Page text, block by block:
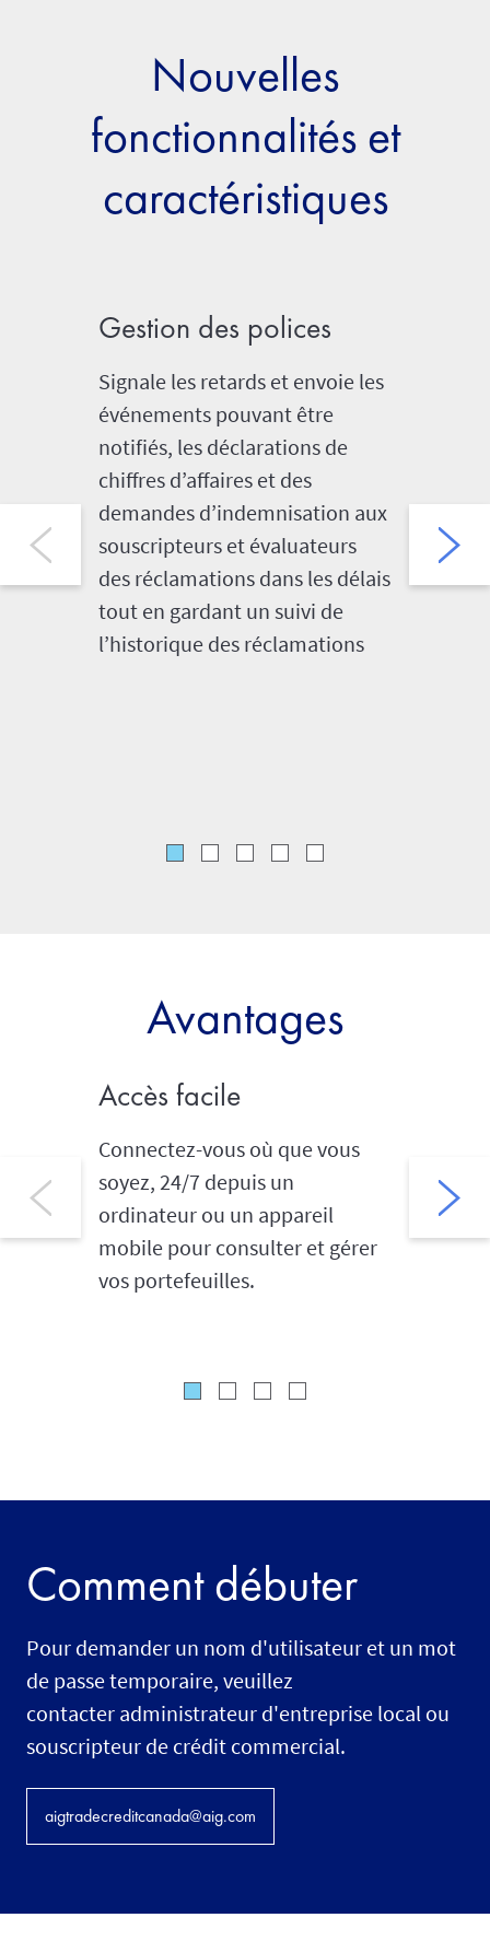
Nouvelles
fonctionnalités et
caractéristiques
Gestion des polices
Signale les retards et envoie les
événements pouvant être
notifiés, les déclarations de
chiffres d’affaires et des
demandes d’indemnisation aux
souscripteurs et évaluateurs
des réclamations dans les délais
tout en gardant un suivi de
l’historique des réclamations
de
crédit,
Avantages
Accès facile
Connectez-vous où que vous
soyez, 24/7 depuis un
ordinateur ou un appareil
mobile pour consulter et gérer
vos portefeuilles.
de
Comment débuter
Pour demander un nom d'utilisateur et un mot
de passe temporaire, veuillez
contacter administrateur d'entreprise local ou
souscripteur de crédit commercial.
aigtradecreditcanada@aig.com